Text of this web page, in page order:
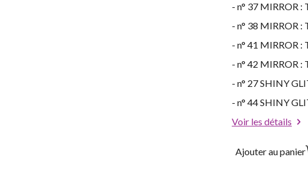
- n° 37 MIRROR :
- n° 38 MIRROR :
- n° 41 MIRROR :
- n° 42 MIRROR :
- n° 27 SHINY
- n° 44 SHINY
Voir les détails
Ajouter au panier